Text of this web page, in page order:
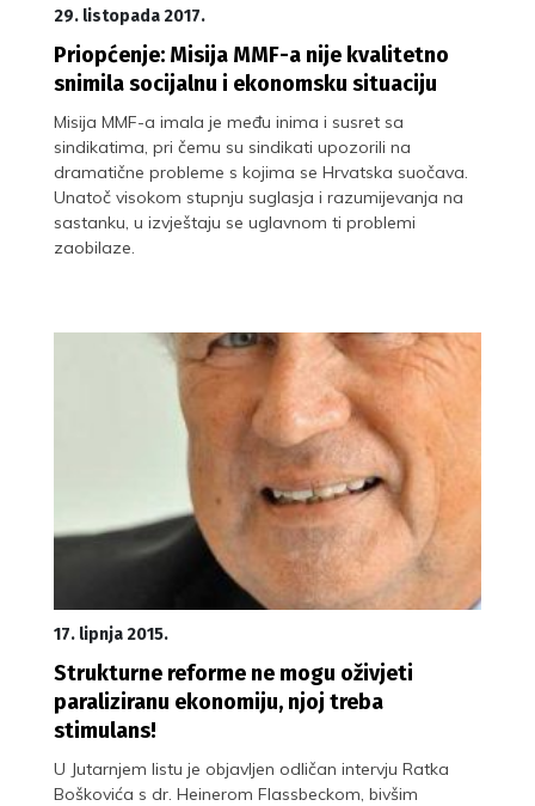
29. listopada 2017.
Priopćenje: Misija MMF-a nije kvalitetno
snimila socijalnu i ekonomsku situaciju
Misija MMF-a imala je među inima i susret sa
sindikatima, pri čemu su sindikati upozorili na
dramatične probleme s kojima se Hrvatska suočava.
Unatoč visokom stupnju suglasja i razumijevanja na
sastanku, u izvještaju se uglavnom ti problemi
zaobilaze.
17. lipnja 2015.
Strukturne reforme ne mogu oživjeti
paraliziranu ekonomiju, njoj treba
stimulans!
U Jutarnjem listu je objavljen odličan intervju Ratka
Boškovića s dr. Heinerom Flassbeckom, bivšim